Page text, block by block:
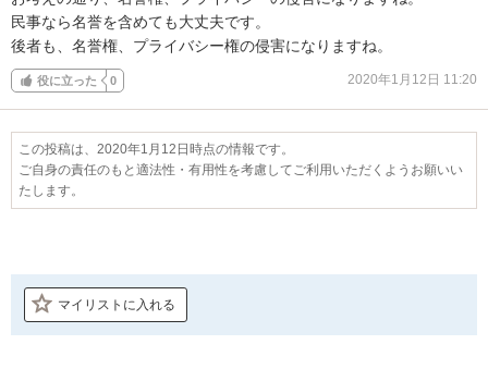
民事なら名誉を含めても大丈夫です。
後者も、名誉権、プライバシー権の侵害になりますね。
役に立った 0 2020年1月12日 11:20
この投稿は、2020年1月12日時点の情報です。
ご自身の責任のもと適法性・有用性を考慮してご利用いただくようお願いい
たします。
マイリストに入れる